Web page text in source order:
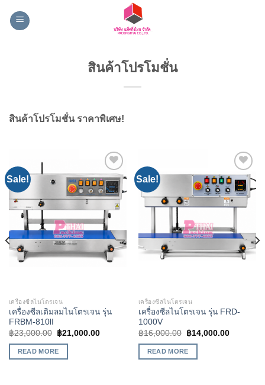
สินค้าโปรโมชั่น
สินค้าโปรโมชั่น ราคาพิเศษ!
Sale!
Add to
Wishlist
เครื่องซีลไนโตรเจน
เครื่องซีลเติมลมไนโตรเจน รุ่น
FRBM-810lI
฿23,000.00 ฿21,000.00
READ MORE
Sale!
Add to
Wishlist
เครื่องซีลไนโตรเจน
เครื่องซีลไนโตรเจน รุ่น FRD-
1000V
฿16,000.00 ฿14,000.00
READ MORE